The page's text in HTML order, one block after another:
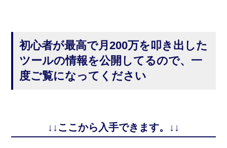
初心者が最高で月200万を叩き出した
ツールの情報を公開してるので、一
度ご覧になってください
↓↓ここから入手できます。↓↓